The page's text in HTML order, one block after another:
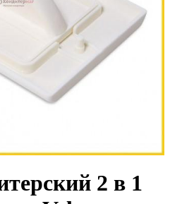
2 в 1